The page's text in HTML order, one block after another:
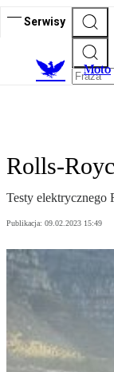
Serwisy
Moto
Rolls-
Testy elektrycznego
Publikacja: 09.02.2023 15:49